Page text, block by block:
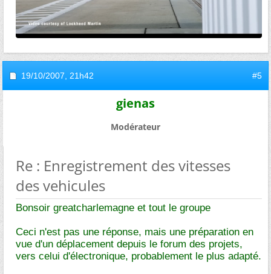
19/10/2007, 21h42 #5
gienas
Modérateur
Re : Enregistrement des vitesses
des vehicules
Bonsoir greatcharlemagne et tout le groupe
Ceci n'est pas une réponse, mais une préparation en
vue d'un déplacement depuis le forum des projets,
vers celui d'électronique, probablement le plus adapté.